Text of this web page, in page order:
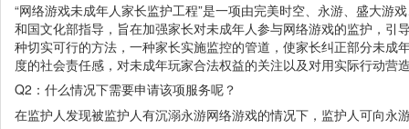
“网络游戏未成年人家长监护工程”是一项由完美时空、永游、盛大
和国文化部指导，旨在加强家长对未成年人参与网络游戏的监护，
种切实可行的方法，一种家长实施监控的管道，使家长纠正部分未
度的社会责任感，对未成年玩家合法权益的关注以及对用实际行动营
Q2：什么情况下需要申请该项服务呢？
在监护人发现被监护人有沉溺永游网络游戏的情况下，监护人可向永